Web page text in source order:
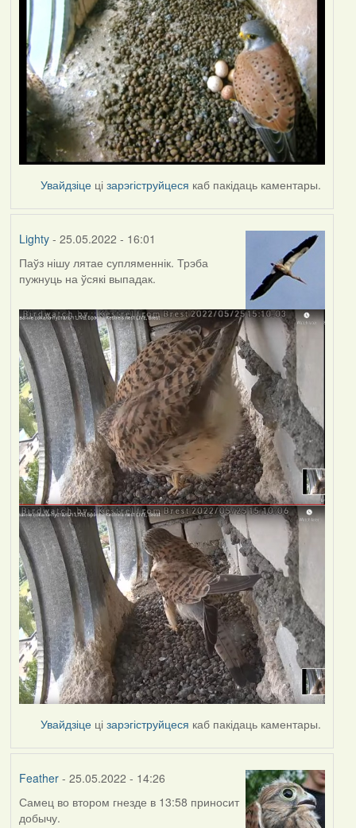
Увайдзіце цізарэгіструйцеся каб пакідаць каментары.
Lighty- 25.05.2022 - 16:01
Паўз нішу лятае супляменнік. Трэба
пужнуць на ўсякі выпадак.
Увайдзіце цізарэгіструйцеся каб пакідаць каментары.
Feather- 25.05.2022 - 14:26
Самец во втором гнезде в 13:58 приносит
добычу.